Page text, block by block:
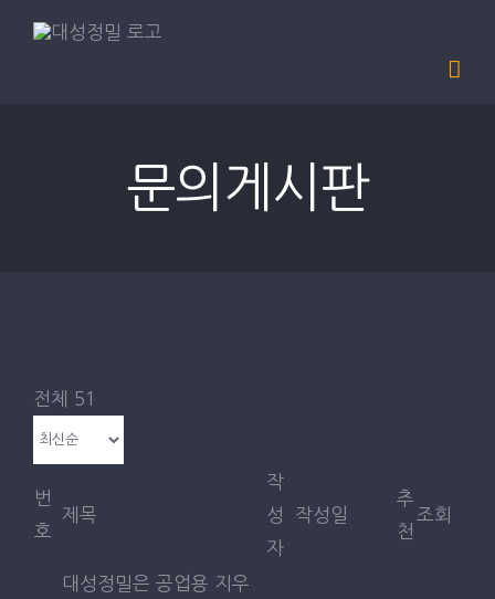
문의게시판
전체 51
번
호
제목
작
성
자
작성일
추
천
조회
대성정밀은 공업용 지우
내마모시험기 1축
마모시험용 미노언 지우개
스틸울지그 A